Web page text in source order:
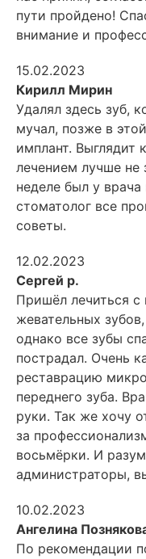
пути пройдено!
внимание и
15.02.2023
Кирилл Мирин
Удалял здесь зуб,
мучал, позже в
имплант. Выглядит
лечением лучше не
неделе был у врача
стоматолог все
советы.
12.02.2023
Сергей р.
Пришёл лечиться с
жевательных
однако все зубы
пострадал. Очень
реставрацию
переднего зуба.
руки. Так же хочу
за
восьмёрки. И
администраторы,
10.02.2023
Ангелина
По рекомендации